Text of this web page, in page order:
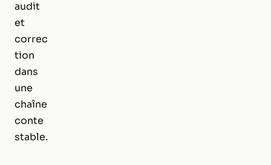
audit
et
correc
tion
dans
une
chaîne
conte
stable.